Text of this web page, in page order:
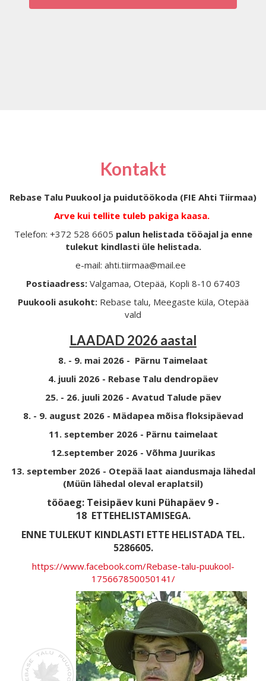
Kontakt
Rebase Talu Puukool ja puidutöökoda (FIE Ahti Tiirmaa)
Arve kui tellite tuleb pakiga kaasa.
Telefon: +372 528 6605 palun helistada tööajal ja enne
tulekut kindlasti üle helistada.
e-mail: ahti.tiirmaa@mail.ee
Postiaadress: Valgamaa, Otepää, Kopli 8-10 67403
Puukooli asukoht: Rebase talu, Meegaste küla, Otepää
vald
LAADAD 2026 aastal
8. - 9. mai 2026 - Pärnu Taimelaat
4. juuli 2026 - Rebase Talu dendropäev
25. - 26. juuli 2026 - Avatud Talude päev
8. - 9. august 2026 - Mädapea mõisa floksipäevad
11. september 2026 - Pärnu taimelaat
12.september 2026 - Võhma Juurikas
13. september 2026 - Otepää laat aiandusmaja lähedal
(Müün lähedal oleval eraplatsil)
tööaeg: Teisipäev kuni Pühapäev 9 -
18 ETTEHELISTAMISEGA.
ENNE TULEKUT KINDLASTI ETTE HELISTADA TEL.
5286605.
https://www.facebook.com/Rebase-talu-puukool-
175667850050141/